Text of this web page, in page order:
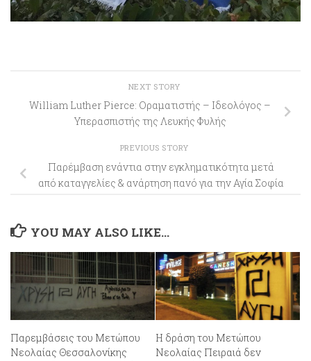
NEXT STORY
William Luther Pierce: Οραματιστής – Ιδεολόγος –
Υπερασπιστής της Λευκής Φυλής
PREVIOUS STORY
Παρέμβαση ενάντια στην εγκληματικότητα μετά
από καταγγελίες & ανάρτηση πανό για την Αγία Σοφία
YOU MAY ALSO LIKE...
Παρεμβάσεις του Μετώπου
Νεολαίας Θεσσαλονίκης
Η δράση του Μετώπου
Νεολαίας Πειραιά δεν